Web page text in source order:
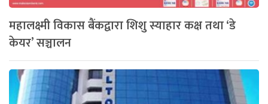
महालक्ष्मी विकास बैंकद्वारा शिशु स्याहार कक्ष तथा ‘डे
केयर’ सञ्चालन